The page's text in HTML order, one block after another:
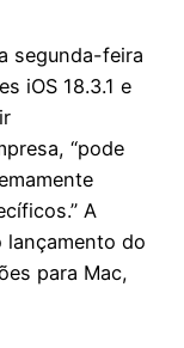
segunda-feira
iOS 18.3.1 e
“pode
A
lançamento do
para Mac,